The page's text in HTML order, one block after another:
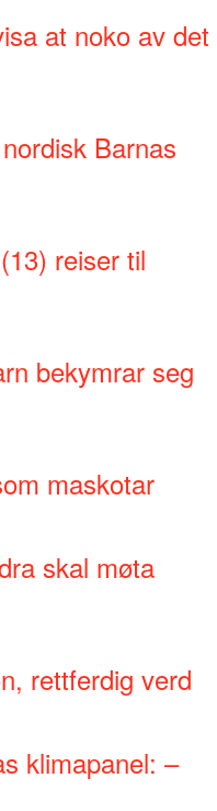
at noko av det
Barnas
reiser til
bekymrar seg
maskotar
skal møta
rettferdig verd
klimapanel: –